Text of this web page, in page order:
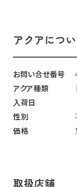
アクアにつ
お問い合せ番号
アクア種類
入荷日
性別
価格
取扱店舗